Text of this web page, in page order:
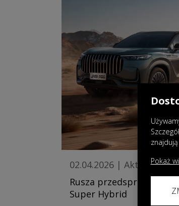
02.04.2026 | Aktualności
Rusza przedsprzedaż
Super Hybrid
Pokaż